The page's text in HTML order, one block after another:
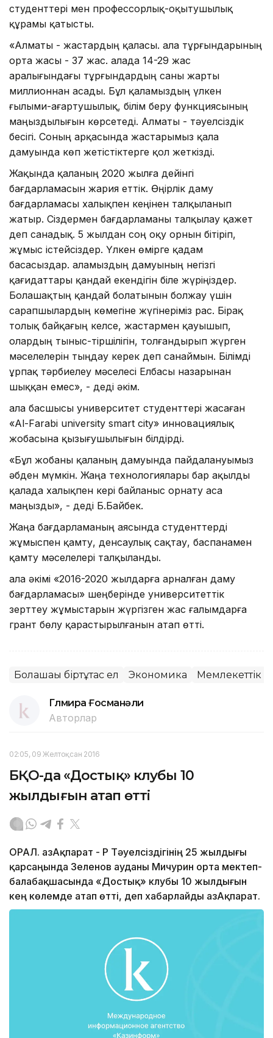
студенттері мен профессорлық-оқытушылық
құрамы қатысты.
«Алматы - жастардың қаласы. Қала тұрғындарының
орта жасы - 37 жас. Қалада 14-29 жас
аралығындағы тұрғындардың саны жарты
миллионнан асады. Бұл қаламыздың үлкен
ғылыми-ағартушылық, білім беру функциясының
маңыздылығын көрсетеді. Алматы - тәуелсіздік
бесігі. Соның арқасында жастарымыз қала
дамуында көп жетістіктерге қол жеткізді.
Жақында қаланың 2020 жылға дейінгі
бағдарламасын жария еттік. Өңірлік даму
бағдарламасы халықпен кеңінен талқыланып
жатыр. Сіздермен бағдарламаны талқылау қажет
деп санадық. 5 жылдан соң оқу орнын бітіріп,
жұмыс істейсіздер. Үлкен өмірге қадам
басасыздар. Қаламыздың дамуының негізгі
қағидаттары қандай екендігін біле жүріңіздер.
Болашақтың қандай болатынын болжау үшін
сарапшылардың көмегіне жүгінеріміз рас. Бірақ
толық байқағың келсе, жастармен қауышып,
олардың тыныс-тіршілігін, толғандырып жүрген
мәселелерін тыңдау керек деп санаймын. Білімді
ұрпақ тәрбиелеу мәселесі Елбасы назарынан
шыққан емес», - деді әкім.
Қала басшысы университет студенттері жасаған
«Al-Farabi university smart city» инновациялық
жобасына қызығушылығын білдірді.
«Бұл жобаны қаланың дамуында пайдалануымыз
әбден мүмкін. Жаңа технологиялары бар ақылды
қалада халықпен кері байланыс орнату аса
маңызды», - деді Б.Байбек.
Жаңа бағдарламаның аясында студенттерді
жұмыспен қамту, денсаулық сақтау, баспанамен
қамту мәселелері талқыланды.
Қала әкімі «2016-2020 жылдарға арналған даму
бағдарламасы» шеңберінде университеттік
зерттеу жұмыстарын жүргізген жас ғалымдарға
грант бөлу қарастырылғанын атап өтті.
Болашағы біртұтас ел Экономика Мемлекеттік
Гүлмира Ғосманәли
Авторлар
02:05, 09 Желтоқсан 2016
БҚО-да «Достық» клубы 10
жылдығын атап өтті
ОРАЛ. ҚазАқпарат - ҚР Тәуелсіздігінің 25 жылдығы
қарсаңында Зеленов ауданы Мичурин орта мектеп-
балабақшасында «Достық» клубы 10 жылдығын
кең көлемде атап өтті, деп хабарлайды ҚазАқпарат.